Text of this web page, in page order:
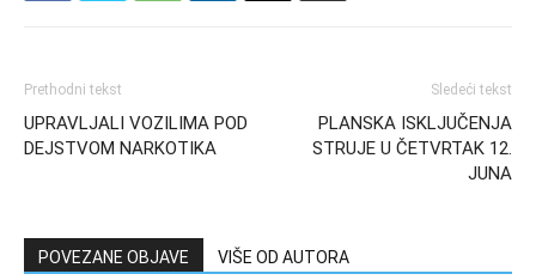
Prethodni tekst
UPRAVLJALI VOZILIMA POD
DEJSTVOM NARKOTIKA
Sledeći tekst
PLANSKA ISKLJUČENJA
STRUJE U ČETVRTAK 12.
JUNA
POVEZANE OBJAVE VIŠE OD AUTORA